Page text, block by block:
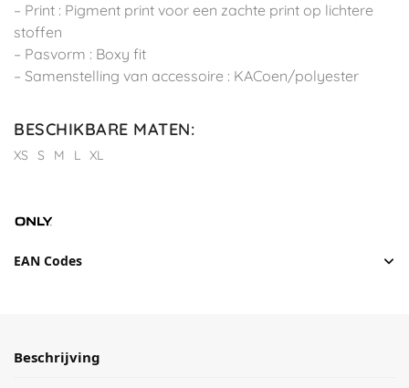
– Print : Pigment print voor een zachte print op lichtere
stoffen
– Pasvorm : Boxy fit
– Samenstelling van accessoire : KACoen/polyester
BESCHIKBARE MATEN:
XS S M L XL
EAN Codes
Beschrijving